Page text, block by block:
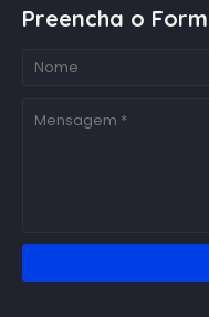
Preencha o